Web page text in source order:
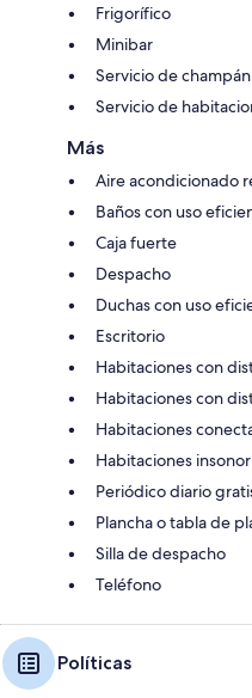
Frigorífico
Minibar
Servicio de champán
Servicio de
Más
Aire acondicionado
Baños con uso
Caja fuerte
Despacho
Duchas con uso
Escritorio
Habitaciones con
Habitaciones con
Habitaciones
Habitaciones
Periódico diario
Plancha o tabla de
Silla de despacho
Teléfono
Políticas